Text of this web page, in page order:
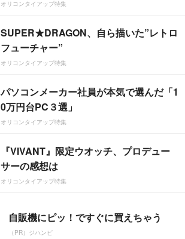
オリコンタイアップ特集
SUPER★DRAGON、自ら描いた”レトロ
フューチャー”
オリコンタイアップ特集
パソコンメーカー社員が本気で選んだ「1
0万円台PC３選」
オリコンタイアップ特集
『VIVANT』限定ウオッチ、プロデュー
サーの感想は
オリコンタイアップ特集
自販機にピッ！ですぐに買えちゃう
（PR）ジハンピ